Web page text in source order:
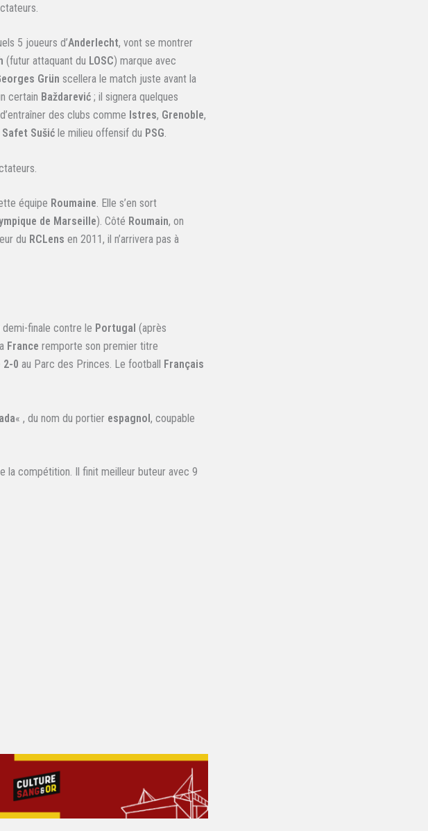
5 joueurs d’Anderlecht, vont se montrer
(futur attaquant du LOSC) marque avec
Grün scellera le match juste avant la
certain Baždarević ; il signera quelques
des clubs comme Istres, Grenoble,
Safet Sušić le milieu offensif du PSG
équipe Roumaine. Elle s’en sort
de Marseille). Côté Roumain, on
du RCLens en 2011, il n’arrivera pas à
finale contre le Portugal (après
France remporte son premier titre
2-0 au Parc des Princes. Le football Français
« , du nom du portier espagnol, coupable
la compétition. Il finit meilleur buteur avec 9